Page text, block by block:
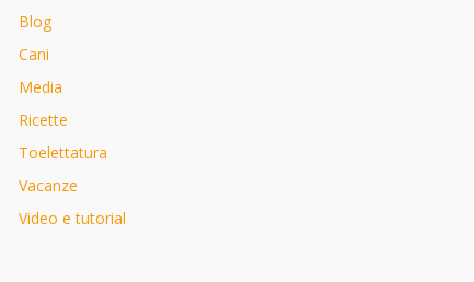
Blog
Cani
Media
Ricette
Toelettatura
Vacanze
Video e tutorial